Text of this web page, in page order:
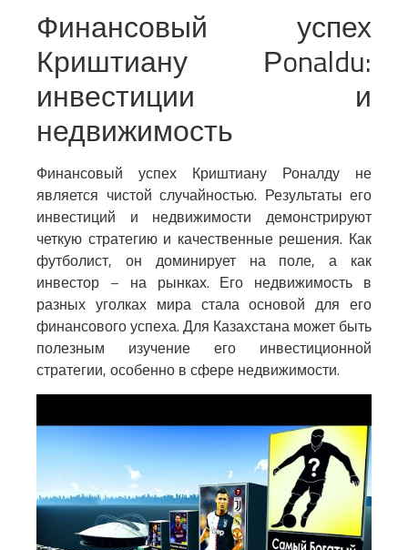
Финансовый успех
Криштиану Рonaldu:
инвестиции и
недвижимость
Финансовый успех Криштиану Роналду не
является чистой случайностью. Результаты его
инвестиций и недвижимости демонстрируют
четкую стратегию и качественные решения. Как
футболист, он доминирует на поле, а как
инвестор – на рынках. Его недвижимость в
разных уголках мира стала основой для его
финансового успеха. Для Казахстана может быть
полезным изучение его инвестиционной
стратегии, особенно в сфере недвижимости.